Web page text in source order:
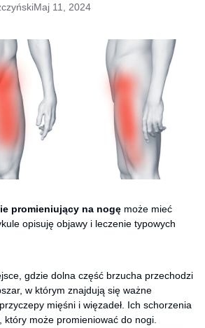
Maj 11, 2024
promieniujący na nogę może mieć
opisuję objawy i leczenie typowych
gdzie dolna część brzucha przechodzi
w którym znajdują się ważne
mięśni i więzadeł. Ich schorzenia
który może promieniować do nogi.